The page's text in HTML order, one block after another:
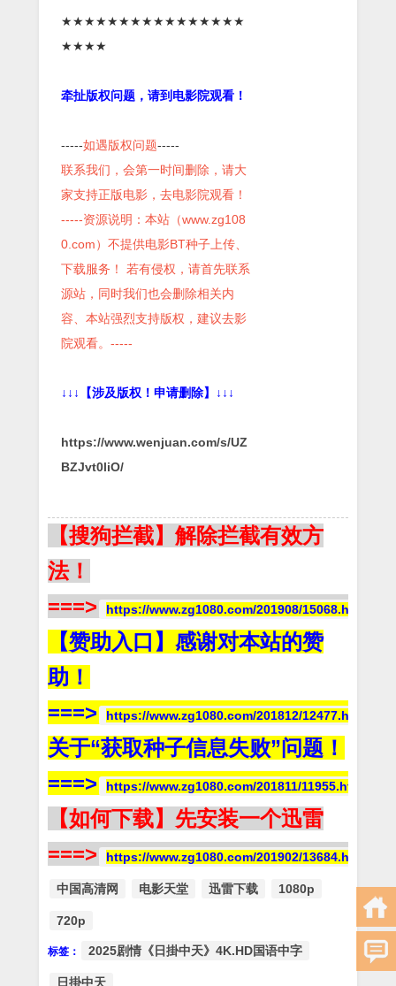
★★★★★★★★★★★★★★★★
★★★★
牵扯版权问题，请到电影院观看！
-----如遇版权问题-----
联系我们，会第一时间删除，请大
家支持正版电影，去电影院观看！
-----资源说明：本站（www.zg108
0.com）不提供电影BT种子上传、
下载服务！ 若有侵权，请首先联系
源站，同时我们也会删除相关内
容、本站强烈支持版权，建议去影
院观看。-----
↓↓↓【涉及版权！申请删除】↓↓↓
https://www.wenjuan.com/s/UZ
BZJvt0liO/
【搜狗拦截】解除拦截有效方
法！
===>
https://www.zg1080.com/201908/15068.html
【赞助入口】感谢对本站的赞
助！
===>
https://www.zg1080.com/201812/12477.html
关于“获取种子信息失败”问题！
===>
https://www.zg1080.com/201811/11955.html
【如何下载】先安装一个迅雷
===>
https://www.zg1080.com/201902/13684.html
中国高清网 电影天堂 迅雷下载 1080p
720p
标签： 2025剧情《日掛中天》4K.HD国语中字
日掛中天